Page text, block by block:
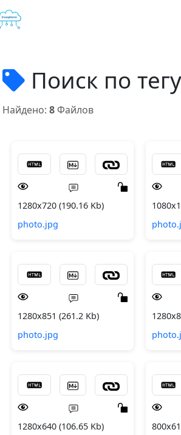
Поиск по
Найдено: 8Файлов
1280x720 (190.16 Kb)
photo.jpg
1280x851 (261.2 Kb)
photo.jpg
1280x640 (106.65 Kb)